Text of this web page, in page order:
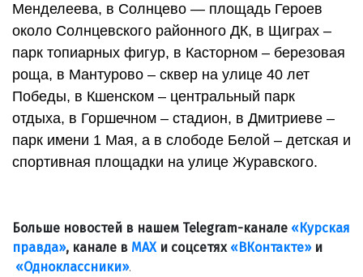
Менделеева, в Солнцево — площадь Героев
около Солнцевского районного ДК, в Щиграх –
парк топиарных фигур, в Касторном – березовая
роща, в Мантурово – сквер на улице 40 лет
Победы, в Кшенском – центральный парк
отдыха, в Горшечном – стадион, в Дмитриеве –
парк имени 1 Мая, а в слободе Белой – детская и
спортивная площадки на улице Журавского.
Больше новостей в нашем Telegram-канале «Курская
правда», канале в МАХи соцсетях «ВКонтакте»и
«Одноклассники».